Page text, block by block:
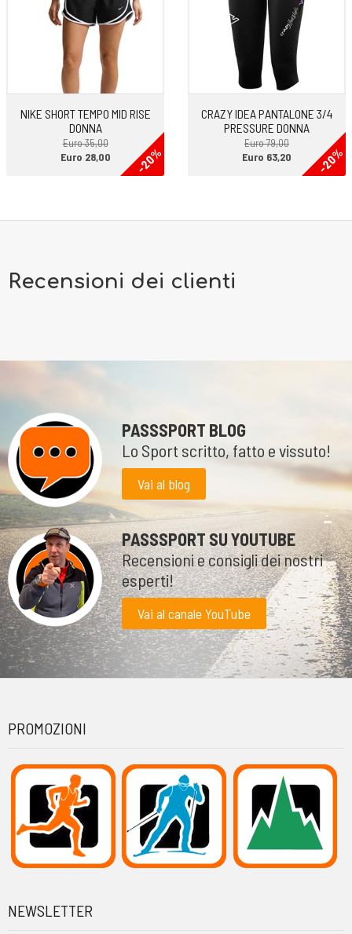
NIKE SHORT TEMPO MID RISE
DONNA
Euro 35,00
-20%
Euro 28,00
CRAZY IDEA PANTALONE 3/4
PRESSURE DONNA
Euro 79,00
-20%
Euro 63,20
Recensioni dei clienti
PASSSPORT BLOG
Lo Sport scritto, fatto e vissuto!
Vai al blog
PASSSPORT SU YOUTUBE
Recensioni e consigli dei nostri
esperti!
Vai al canale YouTube
PROMOZIONI
NEWSLETTER